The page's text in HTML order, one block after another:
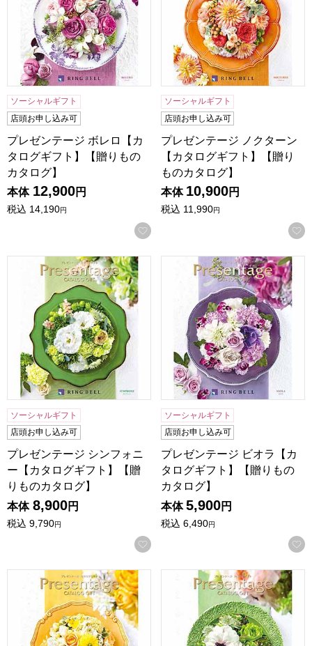
ソーシャルギフト
店頭お申し込み可
プレゼンテージ ボレロ【カ
タログギフト】【贈りもの
カタログ】
本体 12,900円
税込 14,190円
お気に入りに登録する
ソーシャルギフト
店頭お申し込み可
プレゼンテージ ノクターン
【カタログギフト】【贈り
ものカタログ】
本体 10,900円
税込 11,990円
プレゼンテージ シンフォニー【カタログギフト】【贈りも
ソーシャルギフト
店頭お申し込み可
プレゼンテージ シンフォニ
ー【カタログギフト】【贈
りものカタログ】
本体 8,900円
税込 9,790円
お気に入りに登録する
プレゼンテージ ビオラ【カ
ソーシャルギフト
店頭お申し込み可
プレゼンテージ ビオラ【カ
タログギフト】【贈りもの
カタログ】
本体 5,900円
税込 6,490円
プレゼンテージ カルテット【カタログギフト】【贈りもの
プレゼンテージ ジャズ【カ